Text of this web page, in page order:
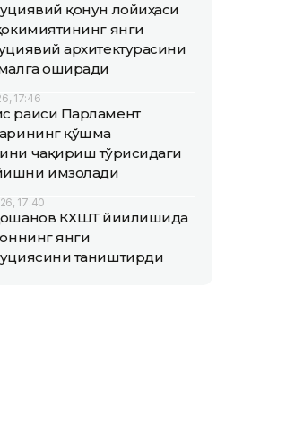
қонун лойиҳаси
янги
архитектурасини
оширади
17:46
раиси Парламент
қўшма
чақириш тўғрисидаги
имзолади
17:40
КХШТ йиғилишида
янги
таништирди